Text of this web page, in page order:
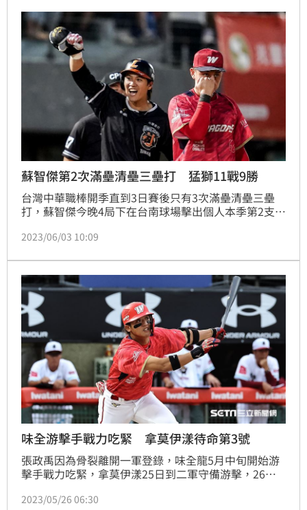
蘇智傑第2次滿壘清壘三壘打 猛獅11戰9勝
台灣中華職棒開季直到3日賽後只有3次滿壘清壘三壘
打，蘇智傑今晚4局下在台南球場擊出個人本季第2支滿
局11次三振掉1分優質先發，統一獅6比1擊敗味全龍，
保祥／桃園中壢報導）
2023/06/03 10:09
味全游擊手戰力吃緊 拿莫伊漾待命第3號
張政禹因為骨裂離開一軍登錄，味全龍5月中旬開始游
擊手戰力吃緊，拿莫伊漾25日到二軍守備游擊，26日
需要準備最少1名游擊手替補人選。（記者蕭保祥／新
2023/05/26 06:30